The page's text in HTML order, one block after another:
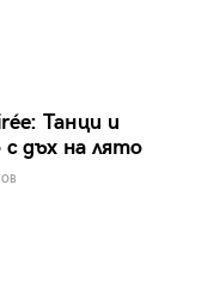
Танци и
с дъх на лято